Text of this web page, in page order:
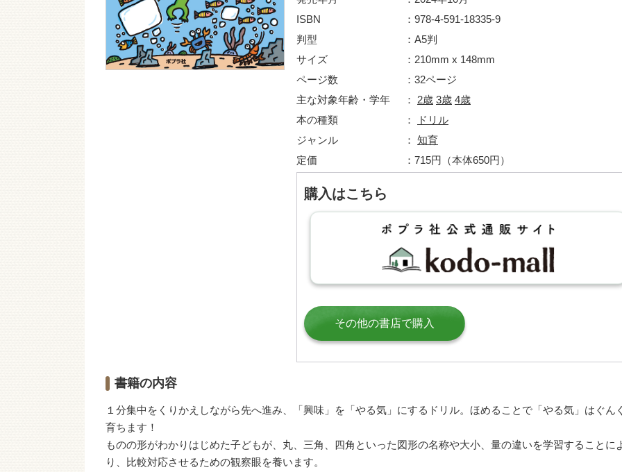
ISBN
978-4-591-18335-9
判型
A5判
サイズ
210mm x 148mm
ページ数
32ページ
主な対象年齢・学年
2歳 3歳 4歳
本の種類
ドリル
ジャンル
知育
定価
715円（本体650円）
購入はこちら
その他の書店で購入
書籍の内容
１分集中をくりかえしながら先へ進み、「興味」を「やる気」にするドリル。ほめることで「やる気」はぐん
育ちます！
ものの形がわかりはじめた子どもが、丸、三角、四角といった図形の名称や大小、量の違いを学習することに
り、比較対応させるための観察眼を養います。